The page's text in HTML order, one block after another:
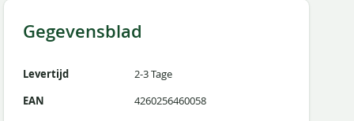
Gegevensblad
Levertijd
2-3 Tage
EAN
4260256460058